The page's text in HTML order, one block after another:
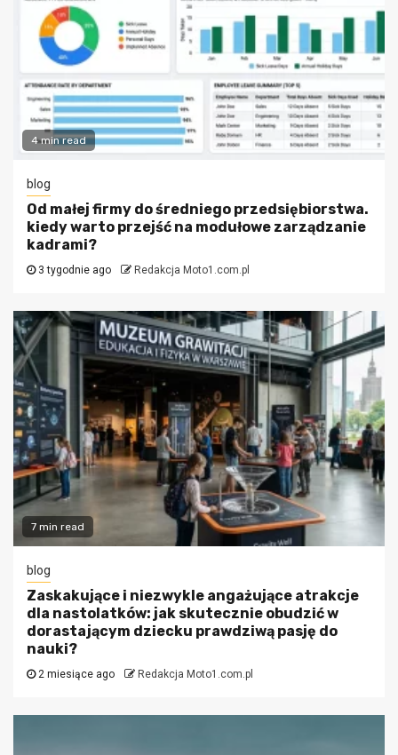
4 min read
blog
Od małej firmy do średniego przedsiębiorstwa.
kiedy warto przejść na modułowe zarządzanie
kadrami?
3 tygodnie ago Redakcja Moto1.com.pl
7 min read
blog
Zaskakujące i niezwykle angażujące atrakcje
dla nastolatków: jak skutecznie obudzić w
dorastającym dziecku prawdziwą pasję do
nauki?
2 miesiące ago Redakcja Moto1.com.pl